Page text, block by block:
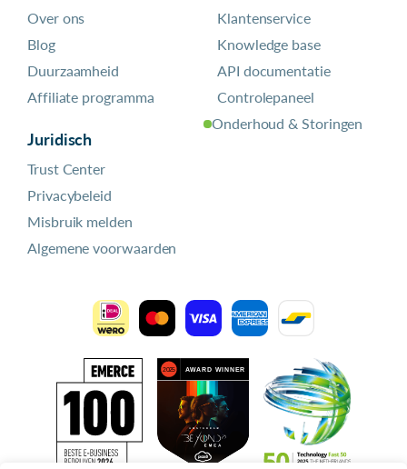
Over ons
Blog
Duurzaamheid
Affiliate programma
Juridisch
Trust Center
Privacybeleid
Misbruik melden
Algemene voorwaarden
Klantenservice
Knowledge base
API documentatie
Controlepaneel
Onderhoud & Storingen